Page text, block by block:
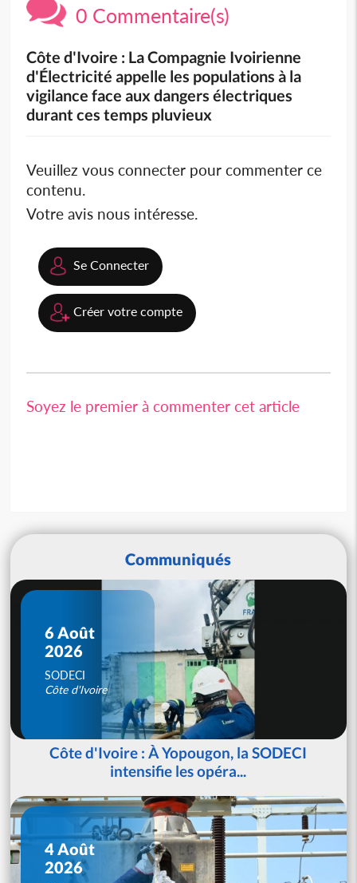
0 Commentaire(s)
Côte d'Ivoire : La Compagnie Ivoirienne
d'Électricité appelle les populations à la
vigilance face aux dangers électriques
durant ces temps pluvieux
Veuillez vous connecter pour commenter ce
contenu.
Votre avis nous intéresse.
Se Connecter
Créer votre compte
Soyez le premier à commenter cet article
Communiqués
6 Août
2026
SODECI
Côte d'Ivoire
Côte d'Ivoire : À Yopougon, la SODECI
intensifie les opéra...
4 Août
2026